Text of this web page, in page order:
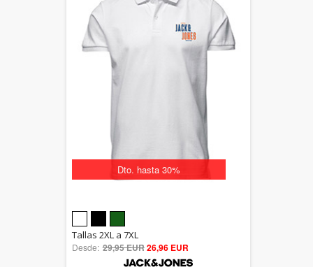
Dto. hasta 30%
5.00
out of 5
Tallas 2XL a 7XL
Desde: 29,95 EUR26,96 EUR